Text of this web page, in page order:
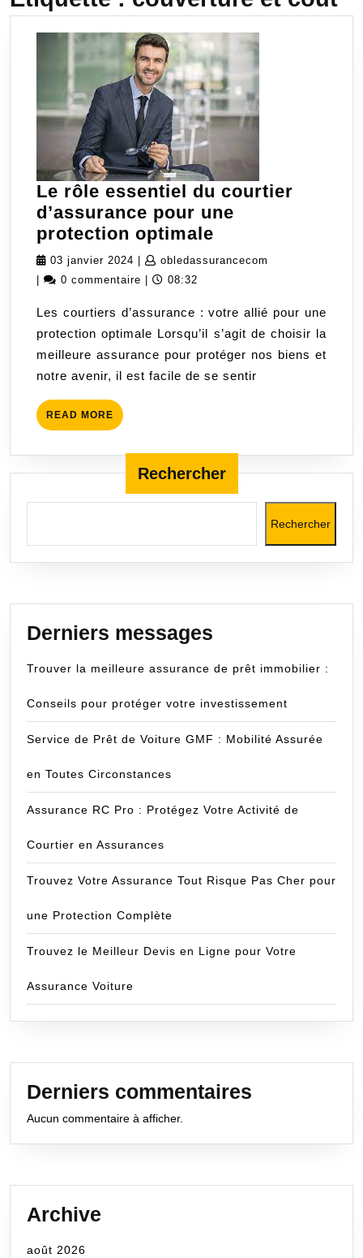
Le rôle essentiel du courtier
d’assurance pour une
protection optimale
rôle
courtier
d’assurance
pour
une
03 janvier 2024 03
janvier
obledassurancecom
0 commentaire 08:32
Les courtiers d’assurance : votre allié pour une
protection optimale Lorsqu’il s’agit de choisir la
meilleure assurance pour protéger nos biens et
notre avenir, il est facile de se sentir
READ MORE READ
MORE
Rechercher
Rechercher
Derniers messages
Trouver la meilleure assurance de prêt immobilier :
Conseils pour protéger votre investissement
Service de Prêt de Voiture GMF : Mobilité Assurée
en Toutes Circonstances
Assurance RC Pro : Protégez Votre Activité de
Courtier en Assurances
Trouvez Votre Assurance Tout Risque Pas Cher pour
une Protection Complète
Trouvez le Meilleur Devis en Ligne pour Votre
Assurance Voiture
Derniers commentaires
Aucun commentaire à afficher.
Archive
août 2026